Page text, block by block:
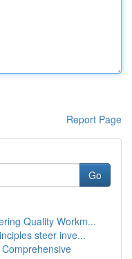
Report Page
Go
Quality Workm...
steer inve...